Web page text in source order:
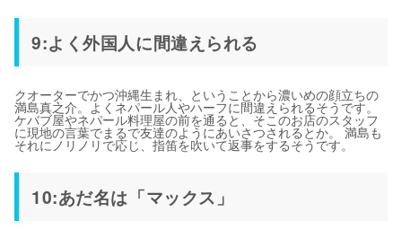
9:よく外国人に間違えられる
クオーターでかつ沖縄生まれ、ということから濃いめの顔立ちの
満島真之介。よくネパール人やハーフに間違えられるそうです。
ケバブ屋やネパール料理屋の前を通ると、そこのお店のスタッフ
に現地の言葉でまるで友達のようにあいさつされるとか。 満島も
それにノリノリで応じ、指笛を吹いて返事をするそうです。
10:あだ名は「マックス」